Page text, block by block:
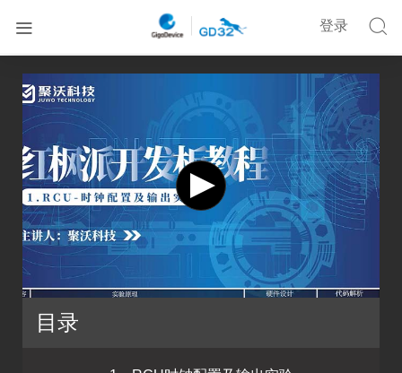
 
登录
首页 GD32F3红枫派开发板视频教程（持续上线更新）
目录